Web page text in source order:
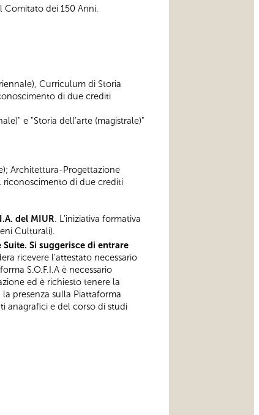
Comitato dei 150 Anni.
Curriculum di Storia
di due crediti
e "Storia dell’arte (magistrale)"
Architettura-Progettazione
riconoscimento di due crediti
del MIUR. L'iniziativa formativa
Culturali).
Si suggerisce di entrare
ricevere l’attestato necessario
S.O.F.I.A è necessario
ed è richiesto tenere la
presenza sulla Piattaforma
anagrafici e del corso di studi